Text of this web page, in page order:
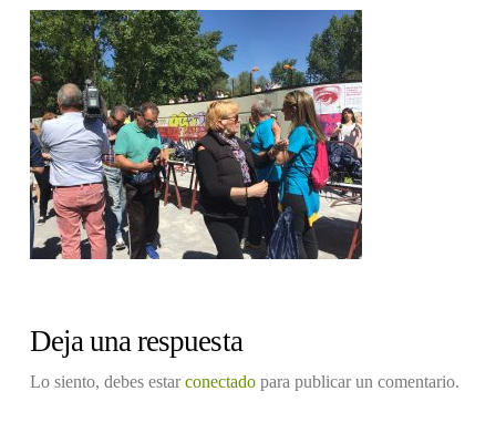
Deja una respuesta
Lo siento, debes estarconectadopara publicar un comentario.